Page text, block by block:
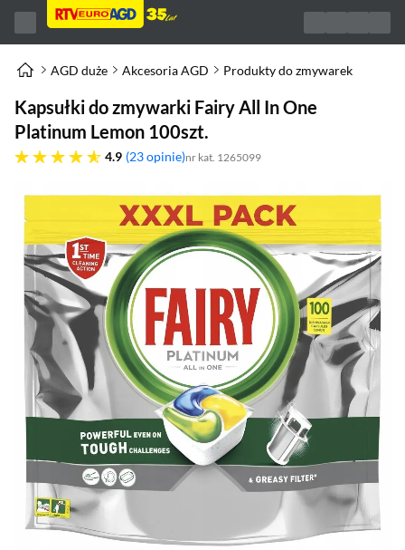
AGD duże Akcesoria AGD Produkty do zmywarek
Kapsułki do zmywarki Fairy All In One
Platinum Lemon 100szt.
4.9
4.9 gwiazdek 23 opinie nr kat. 1265099